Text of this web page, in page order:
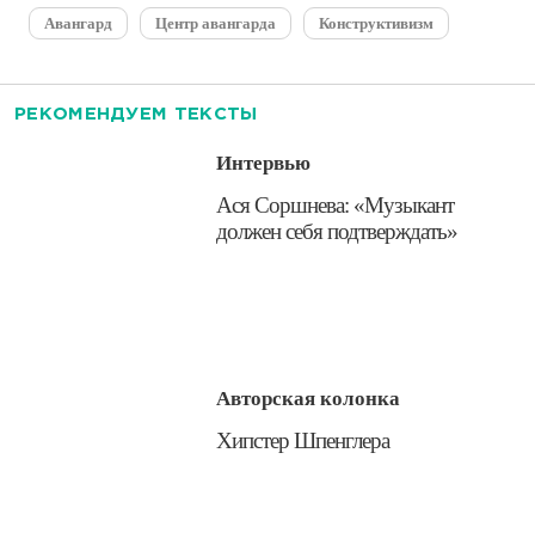
Авангард Центр авангарда Конструктивизм
РЕКОМЕНДУЕМ ТЕКСТЫ
Интервью
​Ася Соршнева: «Музыкант
должен себя подтверждать»
Авторская колонка
​Хипстер Шпенглера